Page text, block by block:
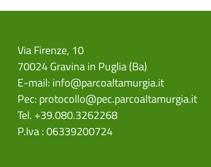
Via Firenze, 10
70024 Gravina in Puglia (Ba)
E-mail: info@parcoaltamurgia.it
Pec: protocollo@pec.parcoaltamurgia.it
Tel. +39.080.3262268
P.Iva : 06339200724